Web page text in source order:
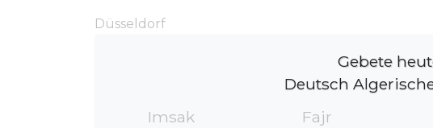
Düsseldorf
Gebete
Deutsch
Imsak
Fajr